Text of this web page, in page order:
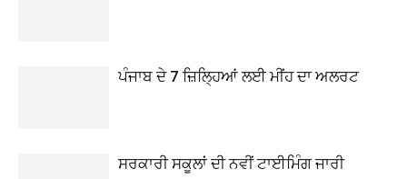
ਪੰਜਾਬ ਦੇ 7 ਜ਼ਿਲ੍ਹਿਆਂ ਲਈ ਮੀਂਹ ਦਾ ਅਲਰਟ
ਸਰਕਾਰੀ ਸਕੂਲਾਂ ਦੀ ਨਵੀਂ ਟਾਈਮਿੰਗ ਜਾਰੀ